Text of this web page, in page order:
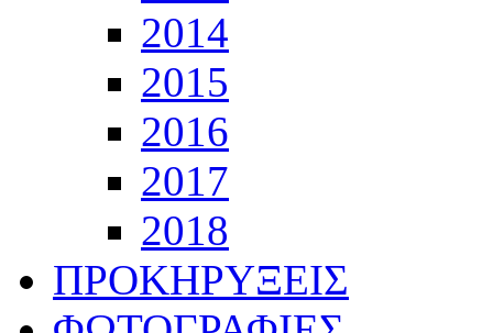
2014
2015
2016
2017
2018
ΠΡΟΚΗΡΥΞΕΙΣ